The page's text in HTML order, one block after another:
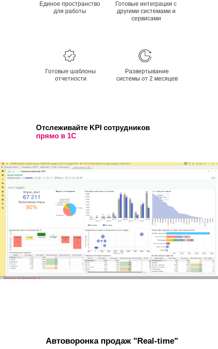
Единое пространство
для работы
Готовые интеграции с
другими системами и
сервисами
Готовые шаблоны
отчетности
Развертывание
системы от 2 месяцев
Отслеживайте KPI сотрудников
прямо в 1С
Автоворонка продаж "Real-time"